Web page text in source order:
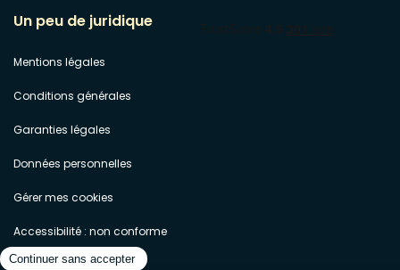
Un peu de juridique
Mentions légales
Conditions générales
Garanties légales
Données personnelles
Gérer mes cookies
Accessibilité : non conforme